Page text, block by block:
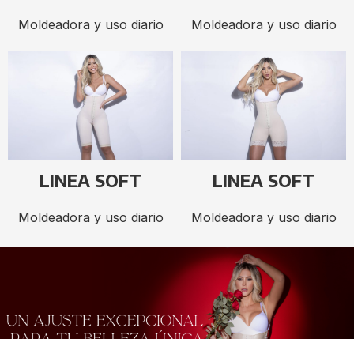
Moldeadora y uso diario Moldeadora y uso diario
LINEA SOFT
Moldeadora y uso diario
LINEA SOFT
Moldeadora y uso diario